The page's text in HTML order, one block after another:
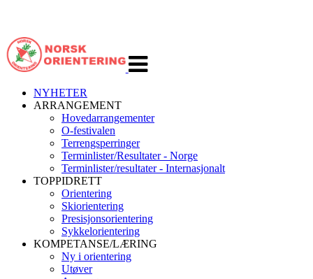
navigasjon
NYHETER
ARRANGEMENT
Hovedarrangementer
O-festivalen
Terrengsperringer
Terminlister/Resultater - Norge
Terminlister/resultater - Internasjonalt
TOPPIDRETT
Orientering
Skiorientering
Presisjonsorientering
Sykkelorientering
KOMPETANSE/LÆRING
Ny i orientering
Utøver